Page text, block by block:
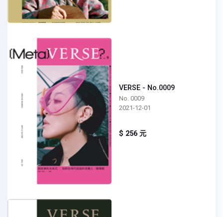
VERSE - No.0009
No. 0009
2021-12-01
$ 256 元